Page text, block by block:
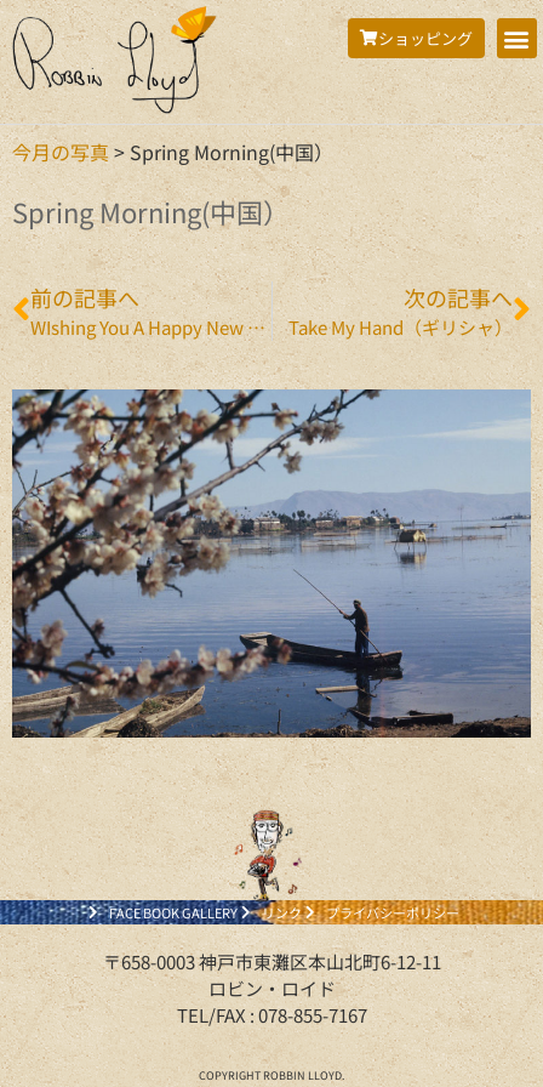
ショッピング
今月の写真> Spring Morning(中国）
Spring Morning(中国）
前の記事へ
WIshing You A Happy New Year!（ボツワナ）
次の記事へ
Take My Hand（ギリシャ）
FACE BOOK GALLERY リンク プライバシーポリシー
〒658-0003 神戸市東灘区本山北町6-12-11
ロビン・ロイド
TEL/FAX : 078-855-7167
COPYRIGHT ROBBIN LLOYD.